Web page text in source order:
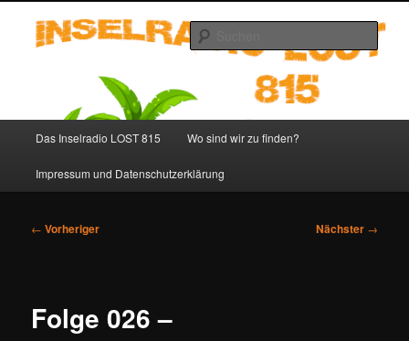
primären
Inselradio LOST 815 – LOST
Podcast deutsch
Das Inselradio LOST 815 Wo sind wir zu finden?
Impressum und Datenschutzerklärung
Beitragsnavigation
← Vorheriger Nächster →
Folge 026 –